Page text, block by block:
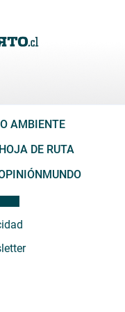
AMBIENTE
HOJA DE RUTA
MUNDO